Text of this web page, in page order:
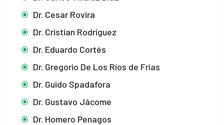
Dr. Cesar Rovira
Dr. Cristian Rodríguez
Dr. Eduardo Cortés
Dr. Gregorio De Los Ríos de Frías
Dr. Guido Spadafora
Dr. Gustavo Jácome
Dr. Homero Penagos